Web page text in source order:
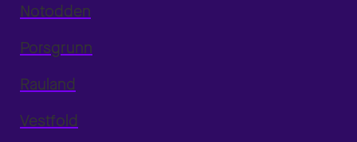
Notodden
Porsgrunn
Rauland
Vestfold